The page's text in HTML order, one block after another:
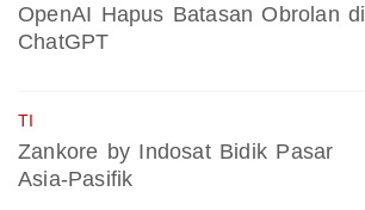
OpenAI Hapus Batasan Obrolan di
ChatGPT
TI
Zankore by Indosat Bidik Pasar
Asia-Pasifik